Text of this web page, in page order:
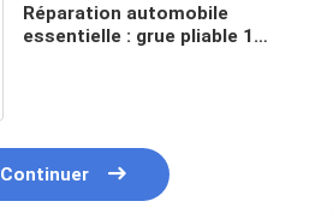
Réparation automobile
essentielle : grue pliable 1
Continuer